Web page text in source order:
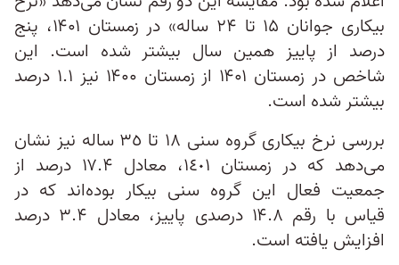
بیکاری جوانان ۱۵ تا ۲۴ ساله» در زمستان ۱۴۰۱، پنج
درصد از پاییز همین سال بیشتر شده است. این
شاخص در زمستان ۱۴۰۱ از زمستان ۱۴۰۰ نیز ۱.۱ درصد
بیشتر شده است.
بررسی نرخ بيكاری گروه سنی ١٨ تا ٣٥ ساله نیز نشان
می‌دهد كه در زمستان ١٤٠١، معادل ۱۷.۴ درصد از
جمعيت فعال اين گروه سنی بيكار بوده‌اند که در
قیاس با رقم ۱۴.۸ درصدی پاییز، معادل ۳.۴ درصد
افزایش یافته است.